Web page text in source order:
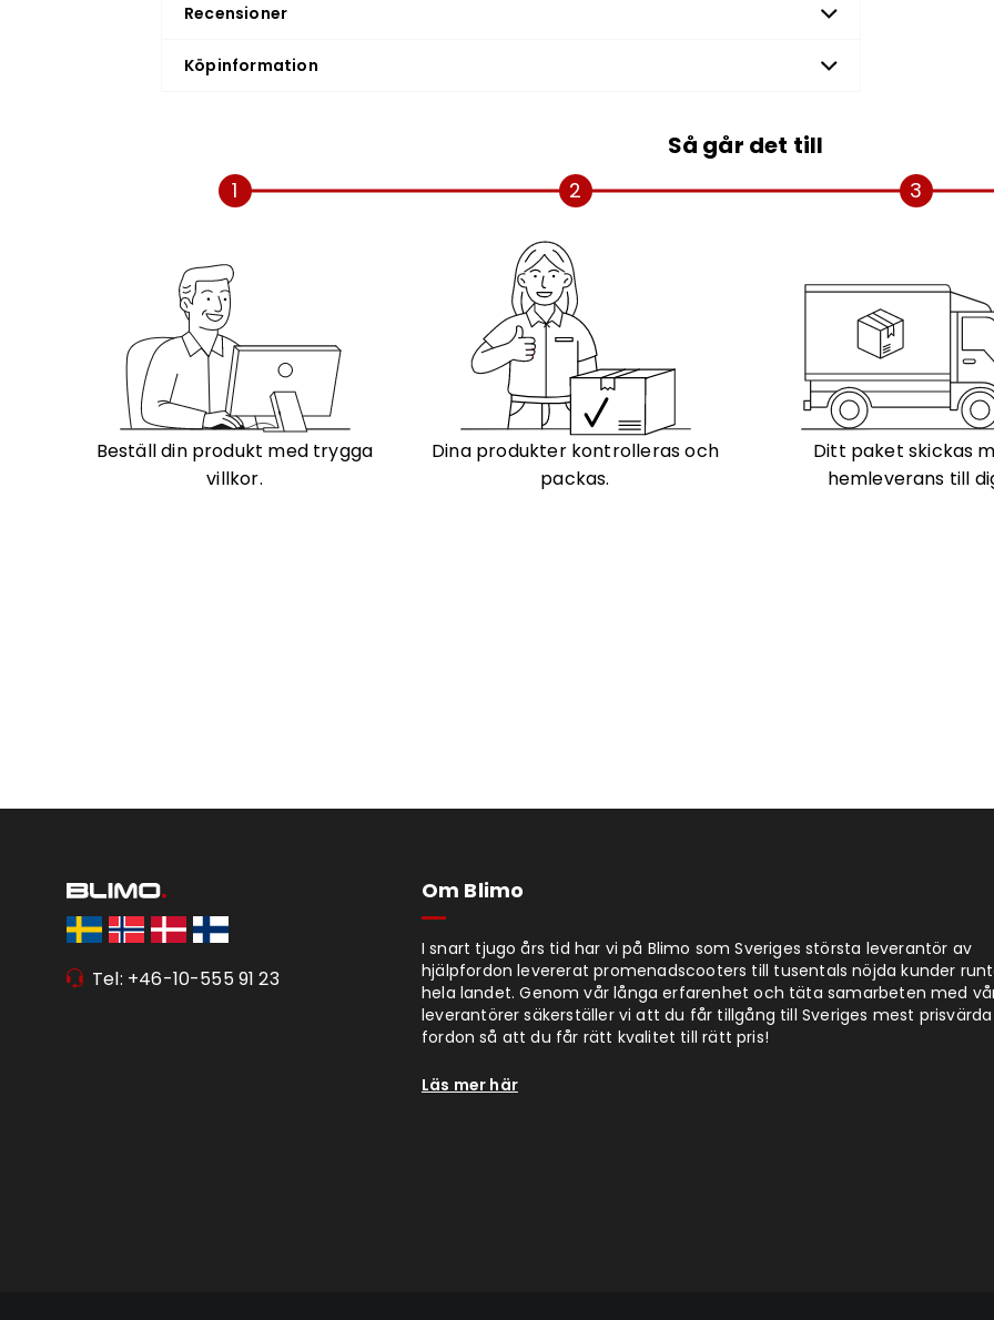
Recensioner
Köpinformation
Så går det till
1
Beställ din produkt med trygga
villkor.
2
Dina produkter kontrolleras och
packas.
3
Ditt paket skickas
hemleverans till
Tel: +46-10-555 91 23
Om Blimo
I snart tjugo års tid har vi på Blimo som Sveriges största leverantör av
hjälpfordon levererat promenadscooters till tusentals nöjda kunder
hela landet. Genom vår långa erfarenhet och täta samarbeten med
leverantörer säkerställer vi att du får tillgång till Sveriges mest prisvärda
fordon så att du får rätt kvalitet till rätt pris!
Läs mer här